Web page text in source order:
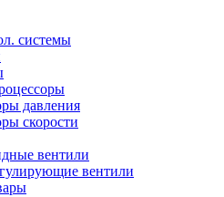
системы
давления
скорости
вентили
вентили